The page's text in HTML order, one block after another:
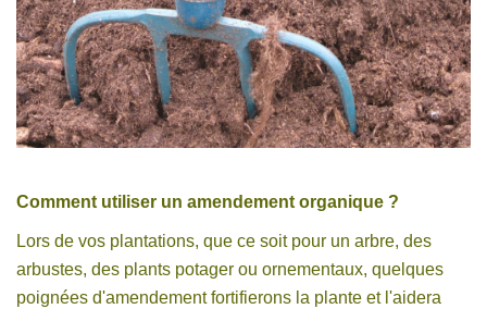
Comment utiliser un amendement organique ?
Lors de vos plantations, que ce soit pour un arbre, des
arbustes, des plants potager ou ornementaux, quelques
poignées d'amendement fortifierons la plante et l'aidera